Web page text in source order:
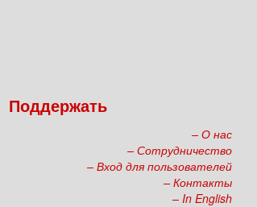
Поддержать
– О нас
– Сотрудничество
– Вход для пользователей
– Контакты
– In English